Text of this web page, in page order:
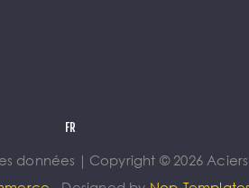
données ｜ Copyright © 2026